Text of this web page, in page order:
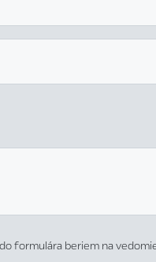
formulára beriem na